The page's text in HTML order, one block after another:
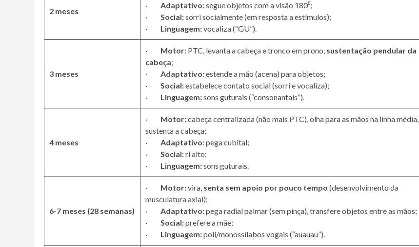
2 meses
· Adaptativo:segue objetos com a visão 180⁰;
· Social:sorri socialmente (em resposta a estímulos);
· Linguagem:vocaliza (“GU”).
3 meses
· Motor: PTC, levanta a cabeça e tronco em prono, sustentação pendular da
cabeça;
· Adaptativo:estende a mão (acena) para objetos;
· Social:estabelece contato social (sorri e vocaliza);
· Linguagem:sons guturais (“consonantais”).
4 meses
· Motor:cabeça centralizada (não mais PTC), olha para as mãos na linha média,
sustenta a cabeça;
· Adaptativo:pega cubital;
· Social:ri alto;
· Linguagem:sons guturais.
6-7 meses (28 semanas)
· Motor:vira, senta sem apoio por pouco tempo (desenvolvimento da
musculatura axial);
· Adaptativo:pega radial palmar (sem pinça), transfere objetos entre as mãos;
· Social:prefere a mãe;
· Linguagem:poli/monossílabos vogais (“auauau”).